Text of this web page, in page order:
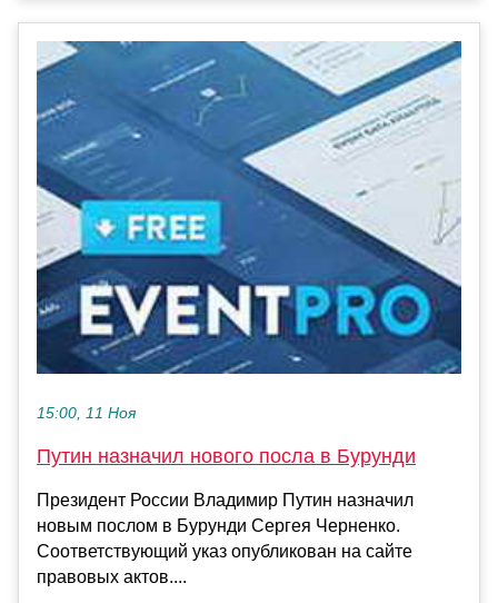
15:00, 11 Ноя
Путин назначил нового посла в Бурунди
Президент России Владимир Путин назначил
новым послом в Бурунди Сергея Черненко.
Соответствующий указ опубликован на сайте
правовых актов....